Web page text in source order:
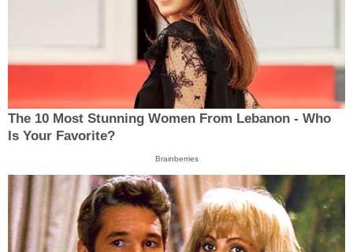
The 10 Most Stunning Women From Lebanon - Who
Is Your Favorite?
Brainberries